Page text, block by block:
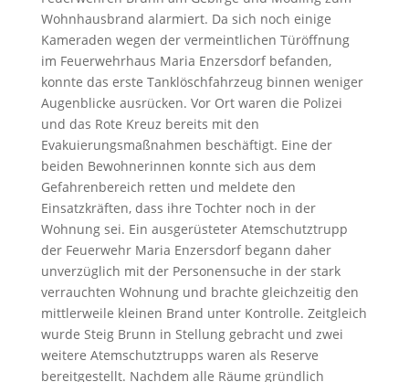
Wohnhausbrand alarmiert. Da sich noch einige
Kameraden wegen der vermeintlichen Türöffnung
im Feuerwehrhaus Maria Enzersdorf befanden,
konnte das erste Tanklöschfahrzeug binnen weniger
Augenblicke ausrücken. Vor Ort waren die Polizei
und das Rote Kreuz bereits mit den
Evakuierungsmaßnahmen beschäftigt. Eine der
beiden Bewohnerinnen konnte sich aus dem
Gefahrenbereich retten und meldete den
Einsatzkräften, dass ihre Tochter noch in der
Wohnung sei. Ein ausgerüsteter Atemschutztrupp
der Feuerwehr Maria Enzersdorf begann daher
unverzüglich mit der Personensuche in der stark
verrauchten Wohnung und brachte gleichzeitig den
mittlerweile kleinen Brand unter Kontrolle. Zeitgleich
wurde Steig Brunn in Stellung gebracht und zwei
weitere Atemschutztrupps waren als Reserve
bereitgestellt. Nachdem alle Räume gründlich